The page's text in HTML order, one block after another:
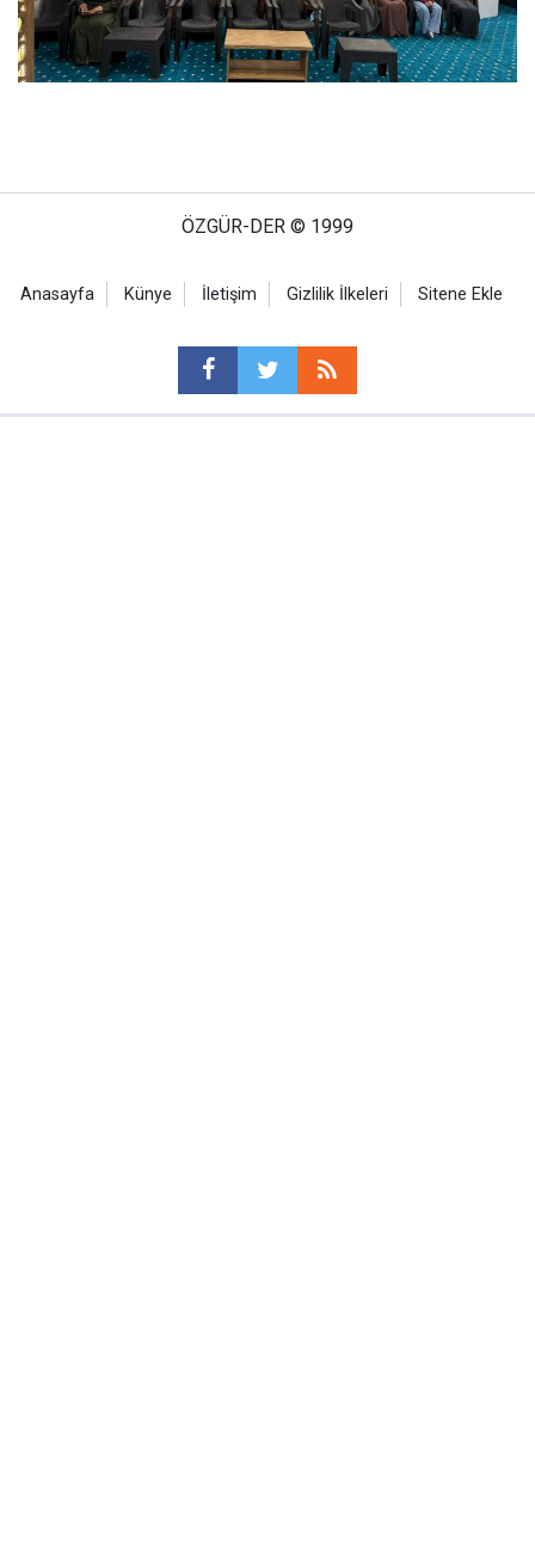
ÖZGÜR-DER © 1999
Anasayfa Künye İletişim Gizlilik İlkeleri Sitene Ekle